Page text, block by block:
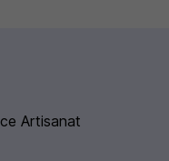
Artisanat